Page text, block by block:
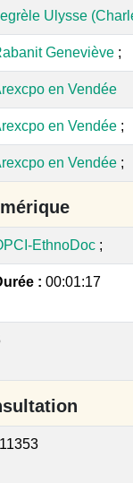
Ulysse
Geneviève ;
en Vendée
en Vendée ;
en Vendée ;
EthnoDoc ;
: 00:01:17